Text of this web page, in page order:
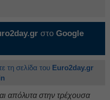
στο Google
τη σελίδα του Euro2day.gr
απόλυτα στην τρέχουσα